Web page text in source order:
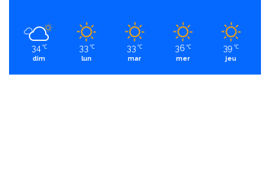
34 ℃
dim
33 ℃
lun
33 ℃
mar
36 ℃
mer
39 ℃
jeu